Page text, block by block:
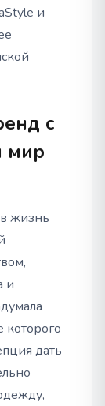
и
с
мир
жизнь
и
которого
дать